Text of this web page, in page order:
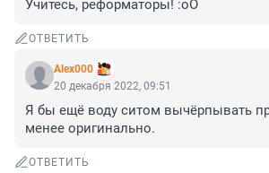
Учитесь, реформаторы! :оО
ОТВЕТИТЬ
Alex000
20 декабря 2022, 09:51
Я бы ещё воду ситом вычёрпывать
менее оригинально.
ОТВЕТИТЬ